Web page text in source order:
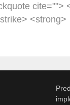
cite="">
<strong>